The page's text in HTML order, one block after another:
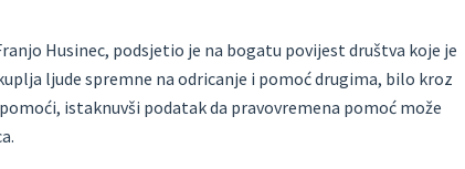
Husinec, podsjetio je na bogatu povijest društva koje je
ljude spremne na odricanje i pomoć drugima, bilo kroz
istaknuvši podatak da pravovremena pomoć može